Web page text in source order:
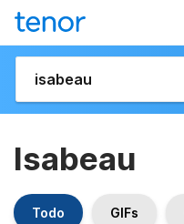
Isabeau
Todo GIFs